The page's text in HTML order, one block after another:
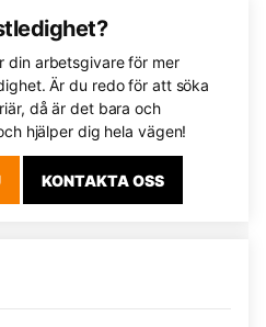
din arbetsgivare för mer
Är du redo för att söka
då är det bara och
hjälper dig hela vägen!
KONTAKTA OSS